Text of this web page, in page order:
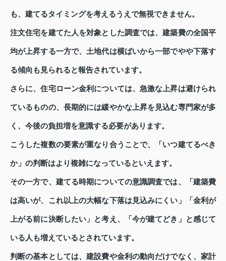
も、建てるタイミングを考えるうえで無視できません。
注文住宅を建てた人を対象とした調査では、建築費の全国平
均が上昇する一方で、土地代は横ばいから一部でやや下落す
る傾向も見られると報告されています。
さらに、住宅ローン金利については、急激な上昇は避けられ
ているものの、長期的には緩やかな上昇を見込む専門家が多
く、今後の負担増を意識する必要があります。
こうした複数の要素が重なり合うことで、「いつ建てるべき
か」の判断はより複雑になっているといえます。
その一方で、建てる時期についての意識調査では、「建築費
は高いが、これ以上の大幅な下落は見込みにくい」「金利が
上がる前に決断したい」と考え、「今が建てどき」と感じて
いる人も増えているとされています。
判断の基本としては、建設費や金利の動向だけでなく、家計